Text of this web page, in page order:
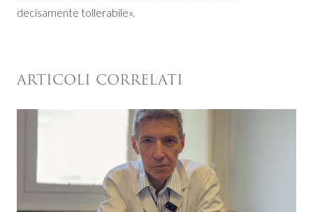
decisamente tollerabile».
ARTICOLI CORRELATI